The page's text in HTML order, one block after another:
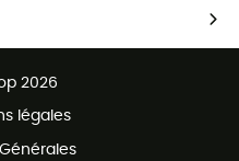
2026
légales